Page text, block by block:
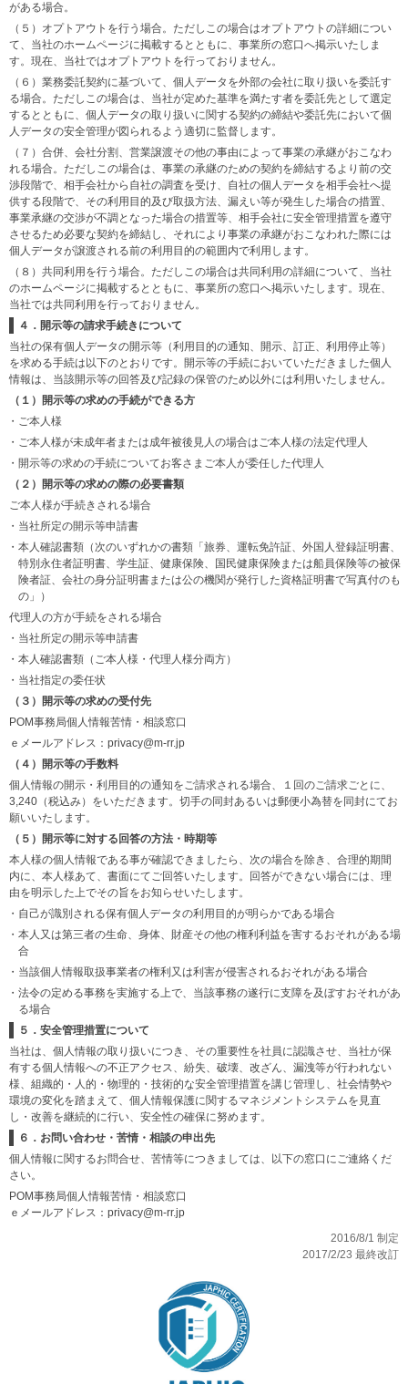
がある場合。
（５）オプトアウトを行う場合。ただしこの場合はオプトアウトの詳細につい
て、当社のホームページに掲載するとともに、事業所の窓口へ掲示いたしま
す。現在、当社ではオプトアウトを行っておりません。
（６）業務委託契約に基づいて、個人データを外部の会社に取り扱いを委託す
る場合。ただしこの場合は、当社が定めた基準を満たす者を委託先として選定
するとともに、個人データの取り扱いに関する契約の締結や委託先において個
人データの安全管理が図られるよう適切に監督します。
（７）合併、会社分割、営業譲渡その他の事由によって事業の承継がおこなわ
れる場合。ただしこの場合は、事業の承継のための契約を締結するより前の交
渉段階で、相手会社から自社の調査を受け、自社の個人データを相手会社へ提
供する段階で、その利用目的及び取扱方法、漏えい等が発生した場合の措置、
事業承継の交渉が不調となった場合の措置等、相手会社に安全管理措置を遵守
させるため必要な契約を締結し、それにより事業の承継がおこなわれた際には
個人データが譲渡される前の利用目的の範囲内で利用します。
（８）共同利用を行う場合。ただしこの場合は共同利用の詳細について、当社
のホームページに掲載するとともに、事業所の窓口へ掲示いたします。現在、
当社では共同利用を行っておりません。
４．開示等の請求手続きについて
当社の保有個人データの開示等（利用目的の通知、開示、訂正、利用停止等）
を求める手続は以下のとおりです。開示等の手続においていただきました個人
情報は、当該開示等の回答及び記録の保管のため以外には利用いたしません。
（１）開示等の求めの手続ができる方
・ご本人様
・ご本人様が未成年者または成年被後見人の場合はご本人様の法定代理人
・開示等の求めの手続についてお客さまご本人が委任した代理人
（２）開示等の求めの際の必要書類
ご本人様が手続きされる場合
・当社所定の開示等申請書
・本人確認書類（次のいずれかの書類「旅券、運転免許証、外国人登録証明書、
特別永住者証明書、学生証、健康保険、国民健康保険または船員保険等の被保
険者証、会社の身分証明書または公の機関が発行した資格証明書で写真付のも
の」）
代理人の方が手続をされる場合
・当社所定の開示等申請書
・本人確認書類（ご本人様・代理人様分両方）
・当社指定の委任状
（３）開示等の求めの受付先
POM事務局個人情報苦情・相談窓口
ｅメールアドレス：privacy@m-rr.jp
（４）開示等の手数料
個人情報の開示・利用目的の通知をご請求される場合、１回のご請求ごとに、
3,240（税込み）をいただきます。切手の同封あるいは郵便小為替を同封にてお
願いいたします。
（５）開示等に対する回答の方法・時期等
本人様の個人情報である事が確認できましたら、次の場合を除き、合理的期間
内に、本人様あて、書面にてご回答いたします。回答ができない場合には、理
由を明示した上でその旨をお知らせいたします。
・自己が識別される保有個人データの利用目的が明らかである場合
・本人又は第三者の生命、身体、財産その他の権利利益を害するおそれがある場
合
・当該個人情報取扱事業者の権利又は利害が侵害されるおそれがある場合
・法令の定める事務を実施する上で、当該事務の遂行に支障を及ぼすおそれがあ
る場合
５．安全管理措置について
当社は、個人情報の取り扱いにつき、その重要性を社員に認識させ、当社が保
有する個人情報への不正アクセス、紛失、破壊、改ざん、漏洩等が行われない
様、組織的・人的・物理的・技術的な安全管理措置を講じ管理し、社会情勢や
環境の変化を踏まえて、個人情報保護に関するマネジメントシステムを見直
し・改善を継続的に行い、安全性の確保に努めます。
６．お問い合わせ・苦情・相談の申出先
個人情報に関するお問合せ、苦情等につきましては、以下の窓口にご連絡くだ
さい。
POM事務局個人情報苦情・相談窓口
ｅメールアドレス：privacy@m-rr.jp
2016/8/1 制定
2017/2/23 最終改訂